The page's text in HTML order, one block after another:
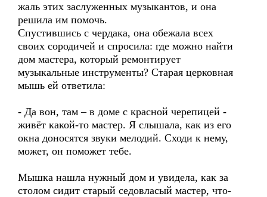
жаль этих заслуженных музыкантов, и она
решила им помочь.
Спустившись с чердака, она обежала всех
своих сородичей и спросила: где можно найти
дом мастера, который ремонтирует
музыкальные инструменты? Старая церковная
мышь ей ответила:
- Да вон, там – в доме с красной черепицей -
живёт какой-то мастер. Я слышала, как из его
окна доносятся звуки мелодий. Сходи к нему,
может, он поможет тебе.
Мышка нашла нужный дом и увидела, как за
столом сидит старый седовласый мастер, что-